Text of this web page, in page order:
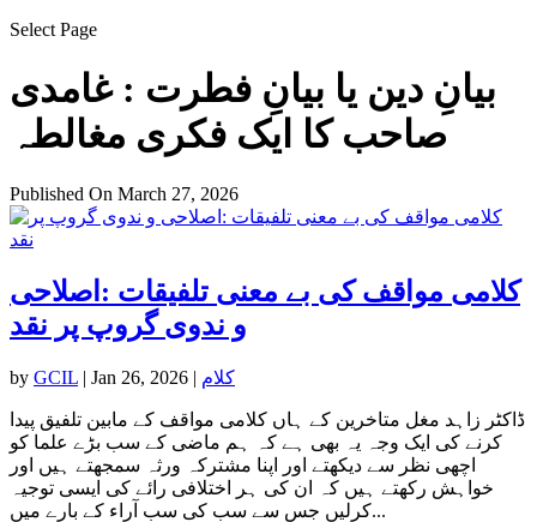
Select Page
بیانِ دین یا بیانِ فطرت : غامدی
صاحب کا ایک فکری مغالطہ
Published On March 27, 2026
کلامی مواقف کی بے معنی تلفیقات :اصلاحی
و ندوی گروپ پر نقد
by GCIL | Jan 26, 2026 | کلام
ڈاکٹر زاہد مغل متاخرین کے ہاں کلامی مواقف کے مابین تلفیق پیدا
کرنے کی ایک وجہ یہ بھی ہے کہ ہم ماضی کے سب بڑے علما کو
اچھی نظر سے دیکھتے اور اپنا مشترکہ ورثہ سمجھتے ہیں اور
خواہش رکھتے ہیں کہ ان کی ہر اختلافی رائے کی ایسی توجیہ
کرلیں جس سے سب کی سب آراء کے بارے میں...